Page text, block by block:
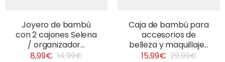
Joyero de bambú
con 2 cajones Selena
/ organizador...
8,99€ 14,99€
Caja de bambú para
accesorios de
belleza y maquillaje...
15,99€ 29,99€